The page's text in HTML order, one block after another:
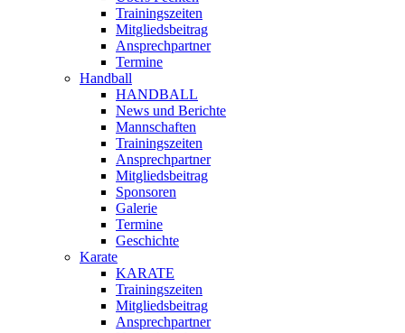
Trainingszeiten
Mitgliedsbeitrag
Ansprechpartner
Termine
Handball
HANDBALL
News und Berichte
Mannschaften
Trainingszeiten
Ansprechpartner
Mitgliedsbeitrag
Sponsoren
Galerie
Termine
Geschichte
Karate
KARATE
Trainingszeiten
Mitgliedsbeitrag
Ansprechpartner